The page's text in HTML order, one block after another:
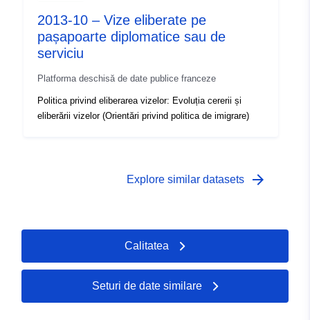
2013-10 – Vize eliberate pe
pașapoarte diplomatice sau de
serviciu
Platforma deschisă de date publice franceze
Politica privind eliberarea vizelor: Evoluția cererii și
eliberării vizelor (Orientări privind politica de imigrare)
Explore similar datasets arrow_forward
Calitatea
Seturi de date similare